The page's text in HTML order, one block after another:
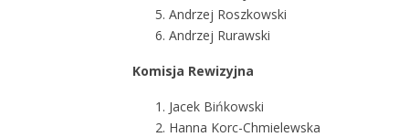
Andrzej Roszkowski
Andrzej Rurawski
Komisja Rewizyjna
Jacek Bińkowski
Hanna Korc-Chmielewska